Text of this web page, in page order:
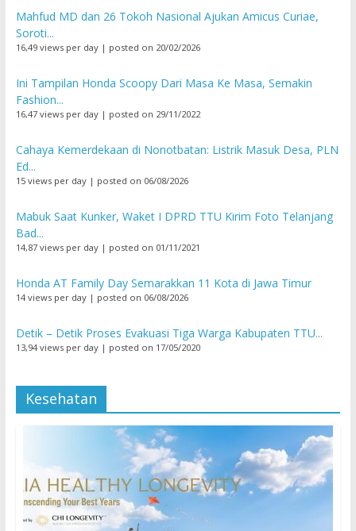
Mahfud MD dan 26 Tokoh Nasional Ajukan Amicus Curiae,
Soroti...
16,49 views per day| posted on 20/02/2026
Ini Tampilan Honda Scoopy Dari Masa Ke Masa, Semakin
Fashion...
16,47 views per day| posted on 29/11/2022
Cahaya Kemerdekaan di Nonotbatan: Listrik Masuk Desa, PLN
Ed...
15 views per day| posted on 06/08/2026
Mabuk Saat Kunker, Waket I DPRD TTU Kirim Foto Telanjang
Bad...
14,87 views per day| posted on 01/11/2021
Honda AT Family Day Semarakkan 11 Kota di Jawa Timur
14 views per day| posted on 06/08/2026
Detik – Detik Proses Evakuasi Tiga Warga Kabupaten TTU...
13,94 views per day| posted on 17/05/2020
Kesehatan